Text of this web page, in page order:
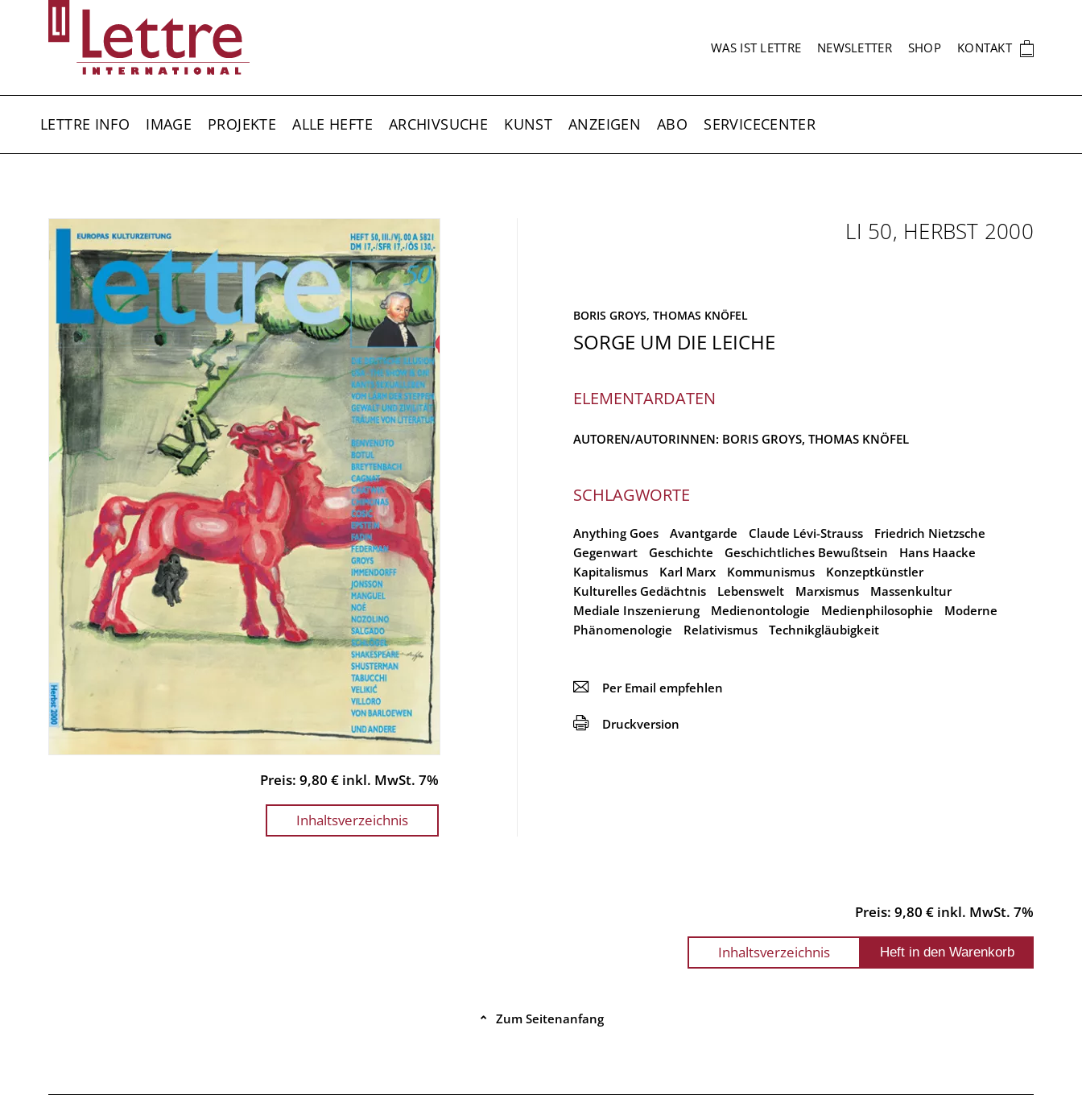
SEKUNDÄRNAVIGATION
WAS IST LETTRE NEWSLETTER SHOP KONTAKT 🛍
LETTRE INFO IMAGE PROJEKTE ALLE HEFTE ARCHIVSUCHE KUNST ANZEIGEN ABO SERVICECENTER
Preis: 9,80 € inkl. MwSt. 7%
Inhaltsverzeichnis
LI 50, HERBST 2000
BORIS GROYS, THOMAS KNÖFEL
SORGE UM DIE LEICHE
ELEMENTARDATEN
AUTOREN/AUTORINNEN: BORIS GROYS, THOMAS KNÖFEL
SCHLAGWORTE
Anything Goes Avantgarde Claude Lévi-Strauss
Friedrich Nietzsche
Gegenwart
Geschichte Geschichtliches Bewußtsein
Hans Haacke
Kapitalismus
Karl Marx Kommunismus
Konzeptkünstler
Kulturelles Gedächtnis
Lebenswelt Marxismus
Massenkultur
Mediale Inszenierung
Medienontologie Medienphilosophie
Moderne
Phänomenologie
Relativismus Technikgläubigkeit
📧 Per Email empfehlen
🖨 Druckversion
Preis: 9,80 € inkl. MwSt. 7%
Inhaltsverzeichnis
⌃ Zum Seitenanfang